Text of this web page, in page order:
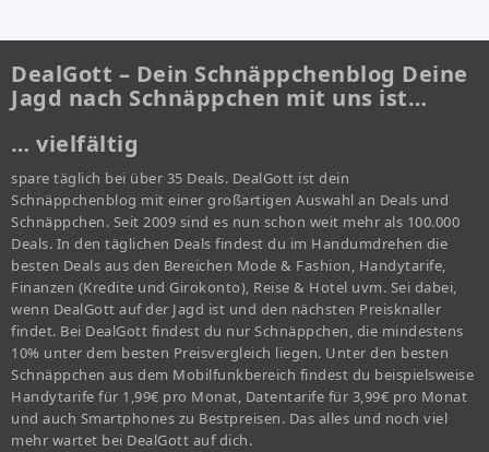
DealGott – Dein Schnäppchenblog Deine
Jagd nach Schnäppchen mit uns ist…
… vielfältig
spare täglich bei über 35 Deals. DealGott ist dein
Schnäppchenblog mit einer großartigen Auswahl an Deals und
Schnäppchen. Seit 2009 sind es nun schon weit mehr als 100.000
Deals. In den täglichen Deals findest du im Handumdrehen die
besten Deals aus den Bereichen Mode & Fashion, Handytarife,
Finanzen (Kredite und Girokonto), Reise & Hotel uvm. Sei dabei,
wenn DealGott auf der Jagd ist und den nächsten Preisknaller
findet. Bei DealGott findest du nur Schnäppchen, die mindestens
10% unter dem besten Preisvergleich liegen. Unter den besten
Schnäppchen aus dem Mobilfunkbereich findest du beispielsweise
Handytarife für 1,99€ pro Monat, Datentarife für 3,99€ pro Monat
und auch Smartphones zu Bestpreisen. Das alles und noch viel
mehr wartet bei DealGott auf dich.